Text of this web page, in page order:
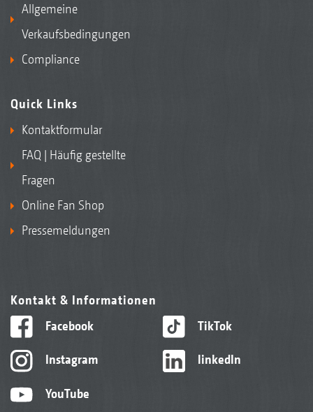
Allgemeine
Verkaufsbedingungen
Compliance
Quick Links
Kontaktformular
FAQ | Häufig gestellte
Fragen
Online Fan Shop
Pressemeldungen
Kontakt & Informationen
Facebook
Instagram
YouTube
TikTok
linkedIn